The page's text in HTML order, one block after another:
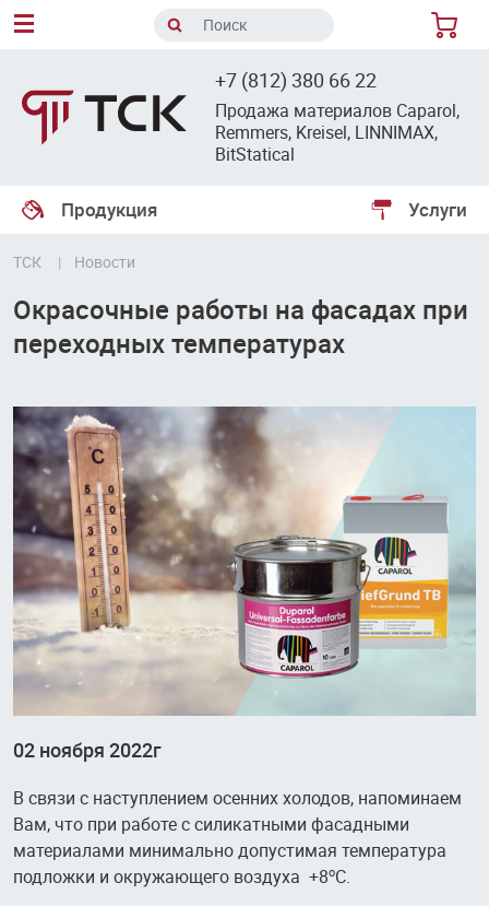
+7 (812) 380 66 22
Продажа материалов Caparol,
Remmers, Kreisel, LINNIMAX,
BitStatical
Продукция Услуги
ТСК Новости
Окрасочные работы на фасадах при
переходных температурах
02 ноября 2022г
В связи с наступлением осенних холодов, напоминаем
Вам, что при работе с силикатными фасадными
материалами минимально допустимая температура
подложки и окружающего воздуха +8оС.